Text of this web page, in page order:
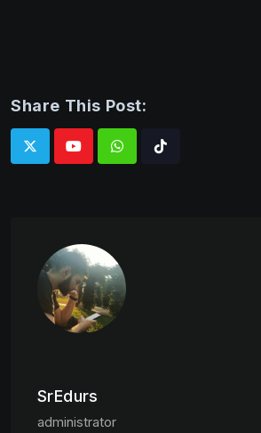
Share This Post:
WhatsappTiktok
SrEdurs
administrator